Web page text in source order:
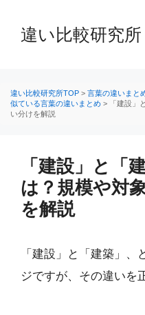
へ
違い比較研究所
違い比較研究所TOP > 言葉の違いまと
似ている言葉の違いまとめ >
「建設」
い分けを解説
「建設」と「
は？規模や対
を解説
「建設」と「建築」
ジですが、その違いを